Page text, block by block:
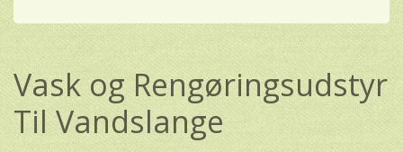
Vask og Rengøringsudstyr
Til Vandslange